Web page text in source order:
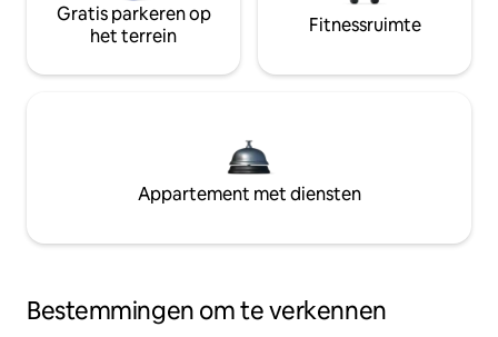
Gratis parkeren op
het terrein
Fitnessruimte
Appartement met diensten
Bestemmingen om te verkennen